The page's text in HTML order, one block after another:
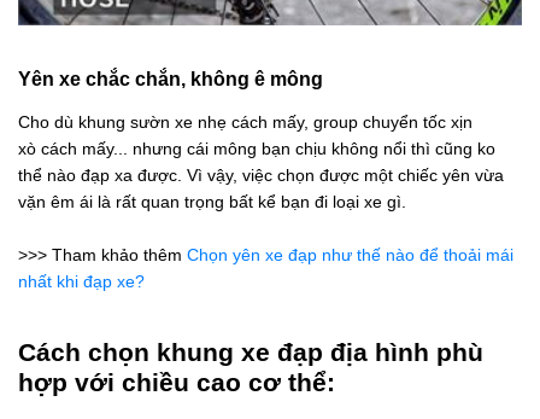
Yên xe chắc chắn, không ê mông
Cho dù khung sườn xe nhẹ cách mấy, group chuyển tốc xịn
xò cách mấy... nhưng cái mông bạn chịu không nổi thì cũng ko
thể nào đạp xa được. Vì vậy, việc chọn được một chiếc yên vừa
vặn êm ái là rất quan trọng bất kể bạn đi loại xe gì.
>>> Tham khảo thêm Chọn yên xe đạp như thế nào để thoải mái
nhất khi đạp xe?
Cách chọn khung xe đạp địa hình phù
hợp với chiều cao cơ thể: